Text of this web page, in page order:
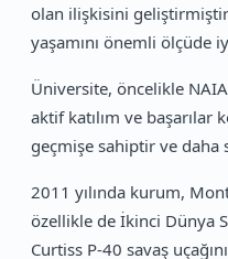
olan ilişkisini
yaşamını önemli ölçüde
Üniversite, öncelikle
aktif katılım ve
geçmişe sahiptir ve daha
2011 yılında kurum,
özellikle de İkinci Dünya
Curtiss P-40 savaş